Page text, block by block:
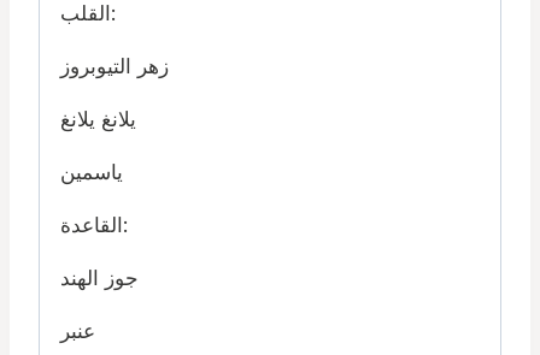
القلب:
زهر التيوبروز
يلانغ يلانغ
ياسمين
القاعدة:
جوز الهند
عنبر